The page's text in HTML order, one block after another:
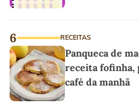
6 RECEITAS
Panqueca de
receita fofinha,
café da manhã